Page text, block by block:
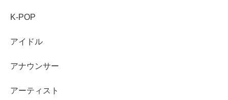
盛りすぎ くちどけショコラクレープ
量
ーセント増量
K-POP
アイドル
アナウンサー
アーティスト